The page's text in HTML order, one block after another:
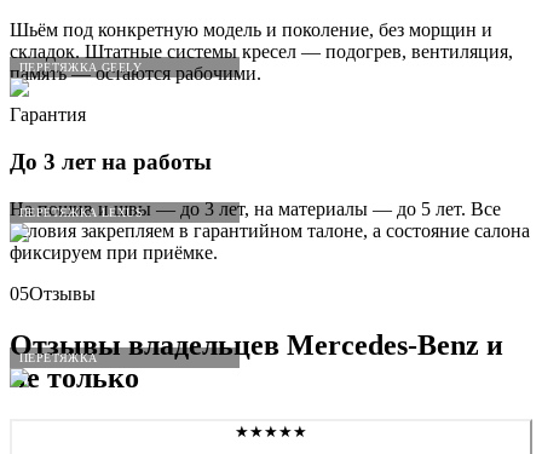
ПЕРЕТЯЖКА GEELY
ПЕРЕТЯЖКА LEXUS
ПЕРЕТЯЖКА
Шьём под конкретную модель и поколение, без морщин и
складок. Штатные системы кресел — подогрев, вентиляция,
память — остаются рабочими.
Гарантия
До 3 лет на работы
На пошив и швы — до 3 лет, на материалы — до 5 лет. Все
условия закрепляем в гарантийном талоне, а состояние салона
фиксируем при приёмке.
05Отзывы
Отзывы владельцев Mercedes-Benz и
не только
★★★★★